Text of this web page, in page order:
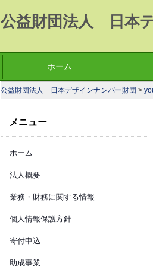
公益財団法人 日本
メインメニュー
テ
ツ
へ
移
動
ホーム
公益財団法人 日本デザインナンバー財団 >
メニュー
ホーム
法人概要
業務・財務に関する情報
個人情報保護方針
寄付申込
助成事業